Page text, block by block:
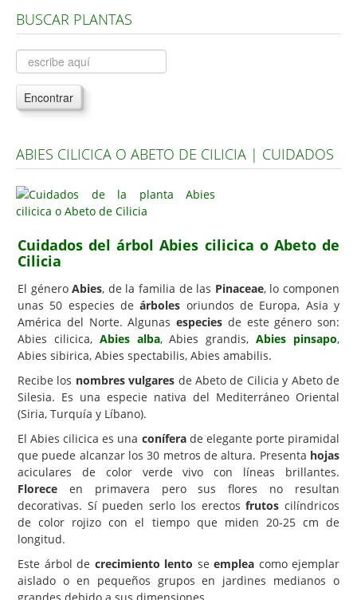
Árboles, Cicas y Palmeras de la G a la Z
Plantas Anuales y Perennes
Plantas Bulbosas y Acuáticas
Plantas de Interior
Plantas Aromáticas y de Huerto
Plantas Carnívoras y Orquídeas
Consejos
Hemisferio Norte
Hemisferio Sur
Enfermedades
Animales
Hongos
Carencias
Fotos
Flores y Plantas
Árboles y Palmeras
Arbustos y Trepadoras
Cactus y Suculentas
BUSCAR PLANTAS
Encontrar
ABIES CILICICA O ABETO DE CILICIA | CUIDADOS
Cuidados del árbol Abies cilicica o Abeto de
Cilicia
El géneroAbies, de la familia de las Pinaceae, lo componen
unas 50 especies deárboles oriundos de Europa, Asia y
América del Norte. Algunas especies de este género son:
Abies cilicica, Abies alba, Abies grandis,Abies pinsapo,
Abies sibirica, Abies spectabilis, Abies amabilis.
Recibe los nombres vulgares de Abeto de Cilicia y Abeto de
Silesia. Es una especie nativa del Mediterráneo Oriental
(Siria, Turquía y Líbano).
El Abies cilicica es una coníferade elegante porte piramidal
que puede alcanzar los 30 metros de altura. Presenta hojas
aciculares de color verde vivo con líneas brillantes.
Florece en primavera pero sus flores no resultan
decorativas. Sí pueden serlo los erectosfrutos cilíndricos
de color rojizo con el tiempo que miden 20-25 cm de
longitud.
Este árbol de crecimiento lento se emplea como ejemplar
aislado o en pequeños grupos en jardines medianos o